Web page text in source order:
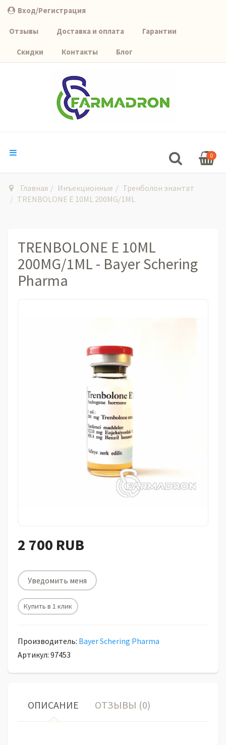
Вход/Регистрация
Отзывы Доставка и оплата Гарантии
Скидки Контакты Блог
0
Главная Инъекционные
Тренболон энантат
TRENBOLONE E 10ML 200MG/1ML
TRENBOLONE E 10ML
200MG/1ML - Bayer Schering
Pharma
2 700 RUB
Уведомить меня
Купить в 1 клик
Производитель: Bayer Schering Pharma
Артикул: 97453
ОПИСАНИЕ ОТЗЫВЫ (0)